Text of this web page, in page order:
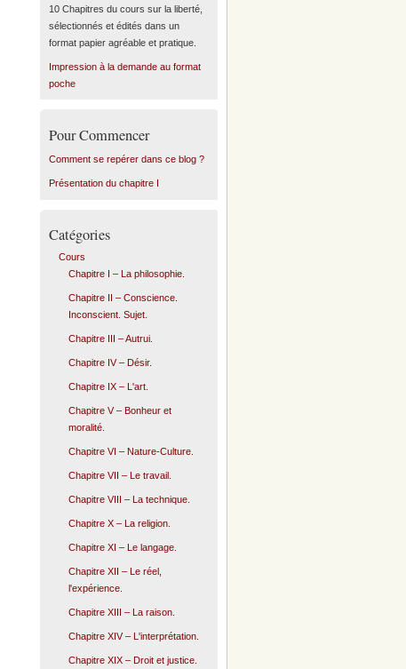
10 Chapitres du cours sur la liberté,
sélectionnés et édités dans un
format papier agréable et pratique.
Impression à la demande au format
poche
Pour Commencer
Comment se repérer dans ce blog ?
Présentation du chapitre I
Catégories
Cours
Chapitre I – La philosophie.
Chapitre II – Conscience.
Inconscient. Sujet.
Chapitre III – Autrui.
Chapitre IV – Désir.
Chapitre IX – L'art.
Chapitre V – Bonheur et
moralité.
Chapitre VI – Nature-Culture.
Chapitre VII – Le travail.
Chapitre VIII – La technique.
Chapitre X – La religion.
Chapitre XI – Le langage.
Chapitre XII – Le réel,
l'expérience.
Chapitre XIII – La raison.
Chapitre XIV – L'interprétation.
Chapitre XIX – Droit et justice.